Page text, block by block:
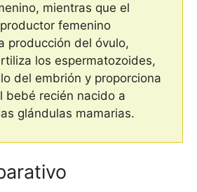
mientras que el
femenino
producción del óvulo,
los espermatozoides,
del embrión y proporciona
bebé recién nacido a
glándulas mamarias.